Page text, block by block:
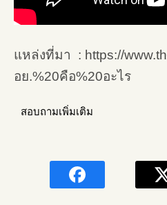
แหล่งที่มา : https://
อย.%20คือ%20อะไร
สอบถามเพิ่มเติม